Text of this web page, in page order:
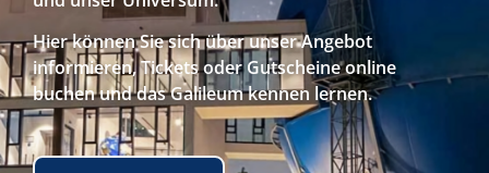
Hier können Sie sich über unser Angebot
informieren, Tickets oder Gutscheine online
buchen und das Galileum kennen lernen.